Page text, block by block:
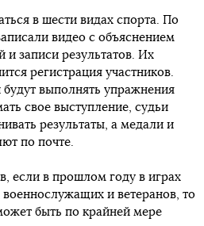
в шести видах спорта. По
видео с объяснением
записи результатов. Их
регистрация участников.
будут выполнять упражнения
свое выступление, судьи
результаты, а медали и
по почте.
если в прошлом году в играх
военнослужащих и ветеранов, то
быть по крайней мере